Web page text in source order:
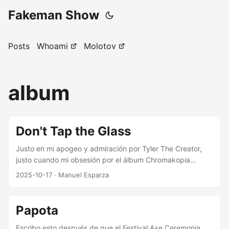
Fakeman Show
Posts Whoami Molotov
album
Don't Tap the Glass
Justo en mi apogeo y admiración por Tyler The Creator,
justo cuando mi obsesión por el álbum Chromakopia
estaba bajando, Tyler decide publicar un álbum nuevo
que nadie. A diferencia de sus álbumes pasados a reciente
memoria, este no tiene ningún concepto ni narrativa
encima que quiera contar, pero en el momento que Tyler
2025-10-17 · Manuel Esparza
Papota